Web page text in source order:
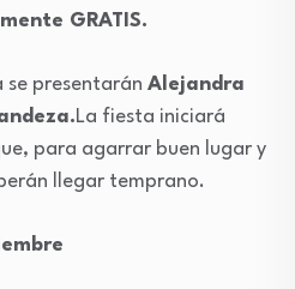
GRATIS.
se presentarán Alejandra
La fiesta iniciará
para agarrar buen lugar y
llegar temprano.